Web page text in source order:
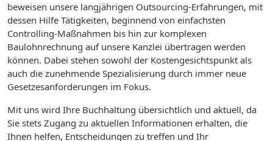
beweisen unsere langjährigen Outsourcing-Erfahrungen, mit
dessen Hilfe Tätigkeiten, beginnend von einfachsten
Controlling-Maßnahmen bis hin zur komplexen
Baulohnrechnung auf unsere Kanzlei übertragen werden
können. Dabei stehen sowohl der Kostengesichtspunkt als
auch die zunehmende Spezialisierung durch immer neue
Gesetzesanforderungen im Fokus.
Mit uns wird Ihre Buchhaltung übersichtlich und aktuell, da
Sie stets Zugang zu aktuellen Informationen erhalten, die
Ihnen helfen, Entscheidungen zu treffen und Ihr